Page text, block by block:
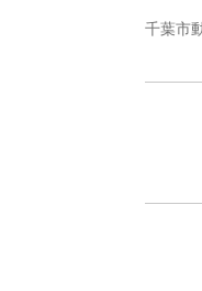
千葉市